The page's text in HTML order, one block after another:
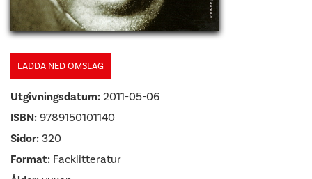
LADDA NED OMSLAG
Utgivningsdatum: 2011-05-06
ISBN: 9789150101140
Sidor: 320
Format: Facklitteratur